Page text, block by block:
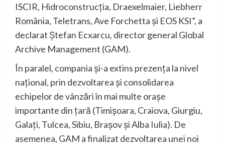
ISCIR, Hidroconstrucția, Draexelmaier, Liebherr
România, Teletrans, Ave Forchetta și EOS KSI”, a
declarat Ștefan Ecxarcu, director general Global
Archive Management (GAM).
În paralel, compania și-a extins prezența la nivel
național, prin dezvoltarea și consolidarea
echipelor de vânzări în mai multe orașe
importante din țară (Timișoara, Craiova, Giurgiu,
Galați, Tulcea, Sibiu, Brașov și Alba Iulia). De
asemenea, GAM a finalizat dezvoltarea unei noi